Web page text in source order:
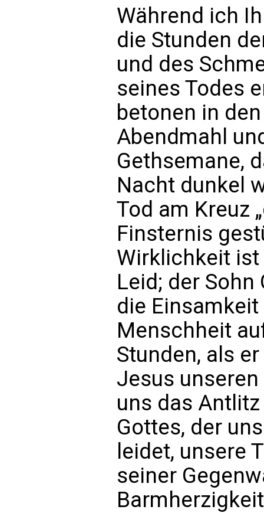
Während ich
die Stunden
und des
seines Todes
betonen in
Abendmahl
Gethsemane,
Nacht dunkel
Tod am Kreuz
Finsternis
Wirklichkeit
Leid; der
die
Menschheit
Stunden, als
Jesus
uns das
Gottes, der
leidet, unsere
seiner